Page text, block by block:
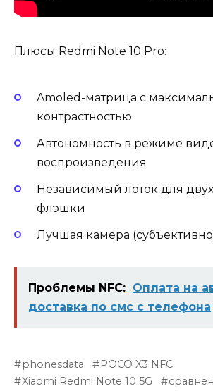
Плюсы Redmi Note 10 Pro:
Amoled-матрица с
контрастностью
Автономность в режиме
воспроизведения
Независимый лоток для
флэшки
Лучшая камера
Проблемы NFC: Оплата на
доставка по смс с телефона
phonesdata
POCO X3 NFC
Xiaomi Redmi Note 10 5G